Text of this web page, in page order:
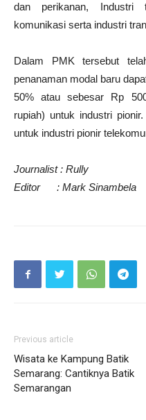
dan perikanan, Industri
komunikasi serta industri
Dalam PMK tersebut
penanaman modal baru
50% atau sebesar Rp
rupiah) untuk industri
untuk industri pionir
Journalist : Rully
Editor : Mark Sinambela
Previous article
Wisata ke Kampung Batik
Semarang: Cantiknya Batik
Semarangan